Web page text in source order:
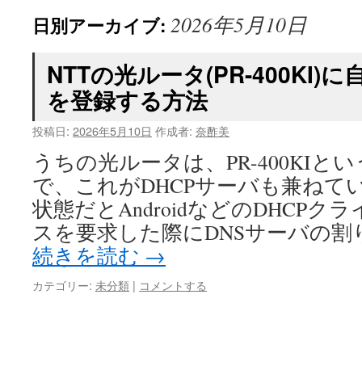
日別アーカイブ: 2026年5月10日
NTTの光ルータ(PR-400KI)に
を登録する方法
投稿日: 2026年5月10日 作成者: 奈酢美
うちの光ルータは、PR-400KIと
で、これがDHCPサーバも兼ねて
状態だとAndroidなどのDHCPク
スを要求した際にDNSサーバの
続きを読む →
カテゴリー: 未分類 | コメントする